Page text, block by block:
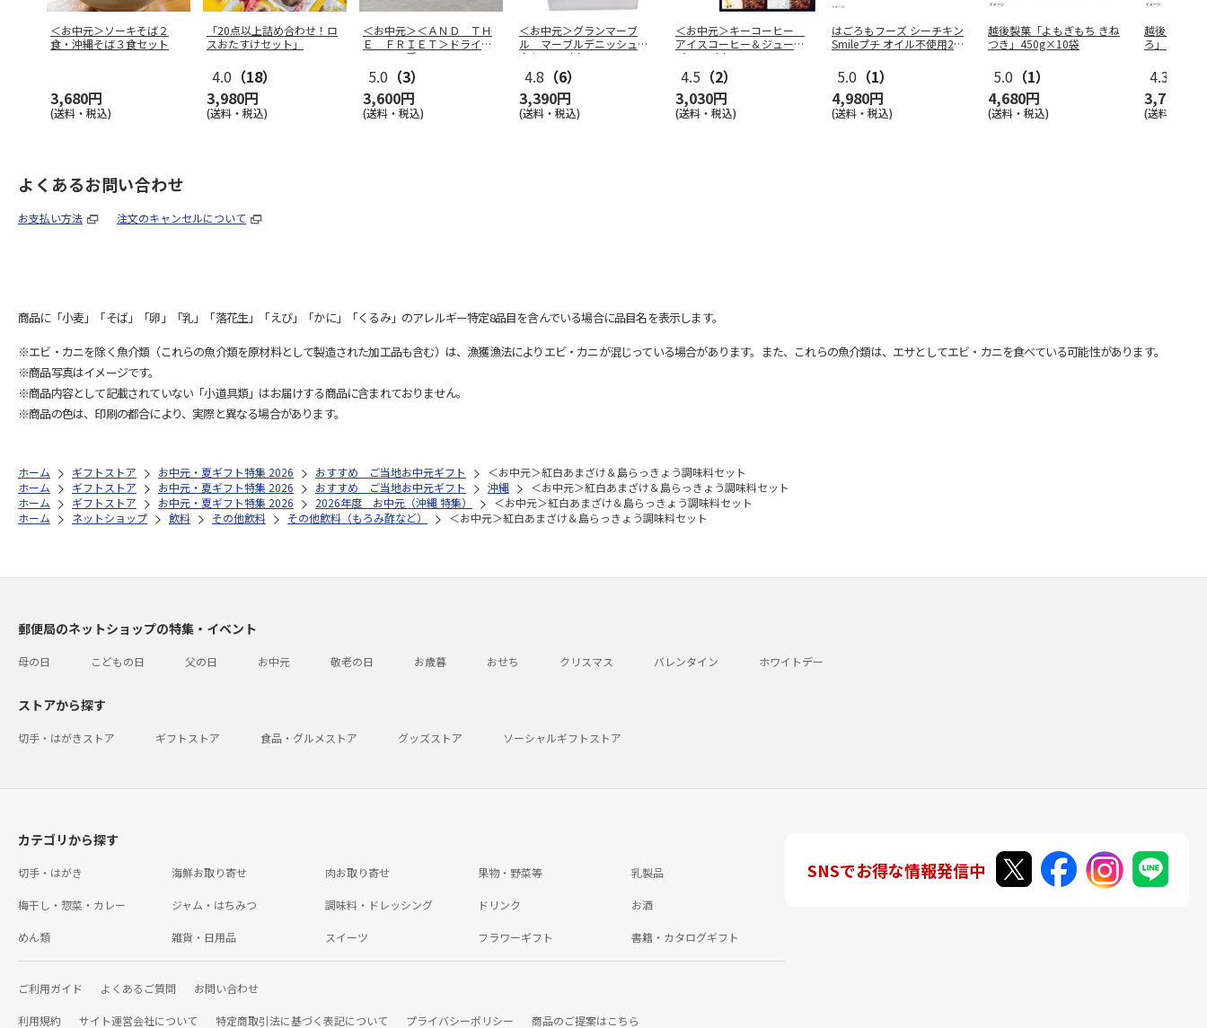
＜お中元＞ソーキそば２
食・沖縄そば３食セット
3,680円
(送料・税込)
「20点以上詰め合わせ！ロ
スおたすけセット」
4.0 （18）
3,980円
(送料・税込)
＜お中元＞＜ＡＮＤ ＴＨ
Ｅ ＦＲＩＥＴ＞ドライフ
リット５種
5.0 （3）
3,600円
(送料・税込)
＜お中元＞グランマーブ
ル マーブルデニッシュ２
本セット（東
4.8 （6）
3,390円
(送料・税込)
＜お中元＞キーコーヒー
アイスコーヒー＆ジュース
ギフト（東
4.5 （2）
3,030円
(送料・税込)
はごろもフーズ シーチキン
Smileプチ オイル不使用25
5.0 （1）
4,980円
(送料・税込)
越後製菓「よもぎもち きね
つき」450g×10袋
5.0 （1）
4,680円
(送料・税込)
越後製菓「
ろ」
4.3
3,780円
(送料・税込)
よくあるお問い合わせ
お支払い方法 注文のキャンセルについて
商品に「小麦」「そば」「卵」「乳」「落花生」「えび」「かに」「くるみ」のアレルギー特定8品目を含んでいる場合に品目名を表示します。
※エビ・カニを除く魚介類（これらの魚介類を原材料として製造された加工品も含む）は、漁獲漁法によりエビ・カニが混じっている場合があります。また、これらの魚介類は、エサとしてエビ・カニを食べている可能性があります。
※商品写真はイメージです。
※商品内容として記載されていない「小道具類」はお届けする商品に含まれておりません。
※商品の色は、印刷の都合により、実際と異なる場合があります。
ホーム ギフトストア お中元・夏ギフト特集 2026 おすすめ ご当地お中元ギフト
＜お中元＞紅白あまざけ＆島らっきょう調味料セット
ホーム
ギフトストア お中元・夏ギフト特集 2026 おすすめ ご当地お中元ギフト 沖縄
＜お中元＞紅白あまざけ＆島らっきょう調味料セット
ホーム
ギフトストア お中元・夏ギフト特集 2026 2026年度 お中元（沖縄 特集）
＜お中元＞紅白あまざけ＆島らっきょう調味料セット
ホーム
ネットショップ 飲料 その他飲料 その他飲料（もろみ酢など） ＜お中元＞紅白あまざけ＆島らっきょう調味料セット
郵便局のネットショップの特集・イベント
母の日 こどもの日 父の日 お中元 敬老の日 お歳暮 おせち クリスマス バレンタイン ホワイトデー
ストアから探す
切手・はがきストア ギフトストア 食品・グルメストア グッズストア ソーシャルギフトストア
カテゴリから探す
切手・はがき 海鮮お取り寄せ 肉お取り寄せ 果物・野菜等 乳製品
梅干し・惣菜・カレー ジャム・はちみつ 調味料・ドレッシング ドリンク お酒
めん類 雑貨・日用品 スイーツ フラワーギフト 書籍・カタログギフト
ご利用ガイド よくあるご質問 お問い合わせ
利用規約 サイト運営会社について 特定商取引法に基づく表記について プライバシーポリシー 商品のご提案はこちら
SNSでお得な情報発信中